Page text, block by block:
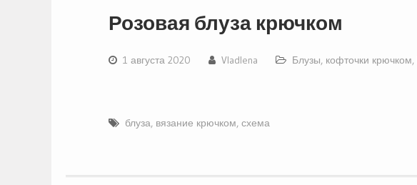
Розовая блуза крючком
1 августа 2020 Vladlena Блузы, кофточки крючком,
блуза, вязание крючком, схема